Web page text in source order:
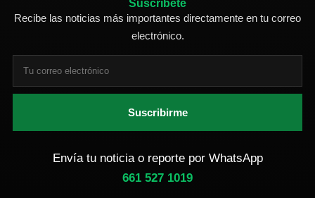
Suscríbete
Recibe las noticias más importantes directamente en tu correo
electrónico.
Suscribirme
Envía tu noticia o reporte por WhatsApp
661 527 1019